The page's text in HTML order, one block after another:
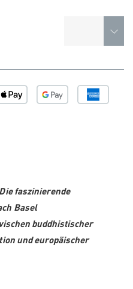
faszinierende
Basel
buddhistischer
und europäischer